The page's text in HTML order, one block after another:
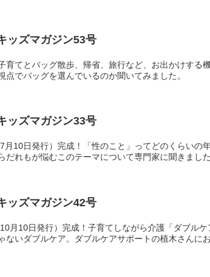
ッズマガジン53号
育てとバッグ散歩、帰省、旅行など、お出かけする
点でバッグを選んでいるのか聞いてみました。
ッズマガジン33号
7月10日発行）完成！「性のこと」ってどのくらいの
だれもが悩むこのテーマについて専門家に聞きました
ッズマガジン42号
10月10日発行）完成！子育てしながら介護「ダブル
ないダブルケア。ダブルケアサポートの植木さんに